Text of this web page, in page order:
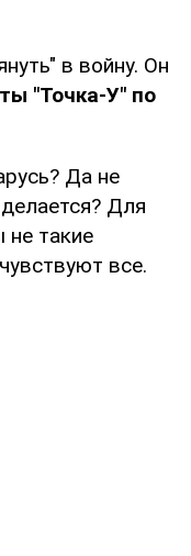
в войну. Он
"Точка-У" по
Да не
Для
не такие
все.